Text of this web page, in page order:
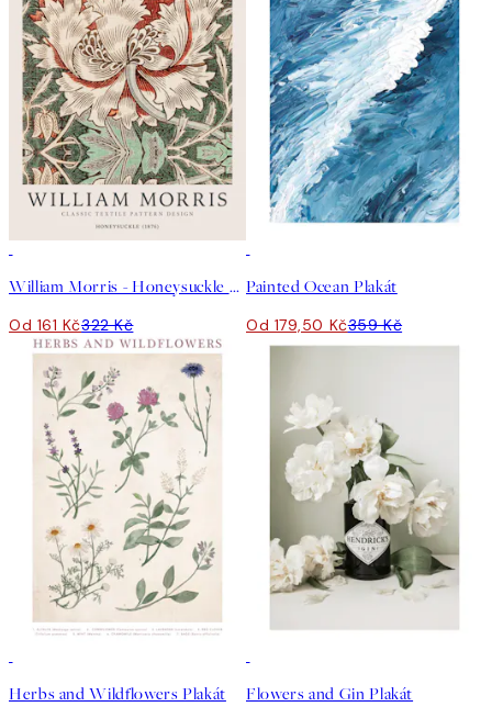
William Morris - Honeysuckle Plakát
Od 161 Kč322 Kč
Painted Ocean Plakát
Od 179,50 Kč359 Kč
Herbs and Wildflowers Plakát Flowers and Gin Plakát